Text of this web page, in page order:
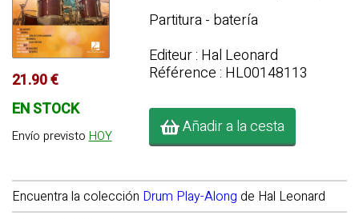
21.90 €
EN STOCK
Envío previsto HOY
Partitura - batería
Editeur : Hal Leonard
Référence : HL00148113
Añadir a la cesta
Encuentra la colección Drum Play-Along de Hal Leonard